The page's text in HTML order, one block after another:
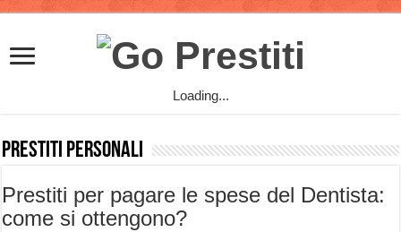
Loading...
Prestiti Personali
Prestiti per pagare le spese del Dentista:
come si ottengono?